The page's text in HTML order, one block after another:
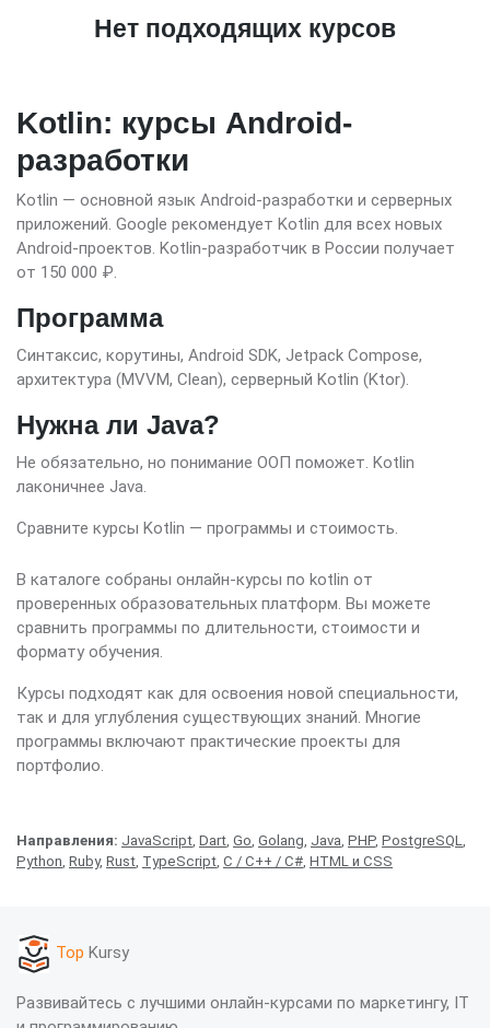
Нет подходящих курсов
Kotlin: курсы Android-
разработки
Kotlin — основной язык Android-разработки и серверных
приложений. Google рекомендует Kotlin для всех новых
Android-проектов. Kotlin-разработчик в России получает
от 150 000 ₽.
Программа
Синтаксис, корутины, Android SDK, Jetpack Compose,
архитектура (MVVM, Clean), серверный Kotlin (Ktor).
Нужна ли Java?
Не обязательно, но понимание ООП поможет. Kotlin
лаконичнее Java.
Сравните курсы Kotlin — программы и стоимость.
В каталоге собраны онлайн-курсы по kotlin от
проверенных образовательных платформ. Вы можете
сравнить программы по длительности, стоимости и
формату обучения.
Курсы подходят как для освоения новой специальности,
так и для углубления существующих знаний. Многие
программы включают практические проекты для
портфолио.
Направления: JavaScript, Dart, Go, Golang, Java, PHP, PostgreSQL,
Python, Ruby, Rust, TypeScript, C / C++ / C#, HTML и CSS
Top Kursy
Развивайтесь с лучшими онлайн-курсами по маркетингу, IT